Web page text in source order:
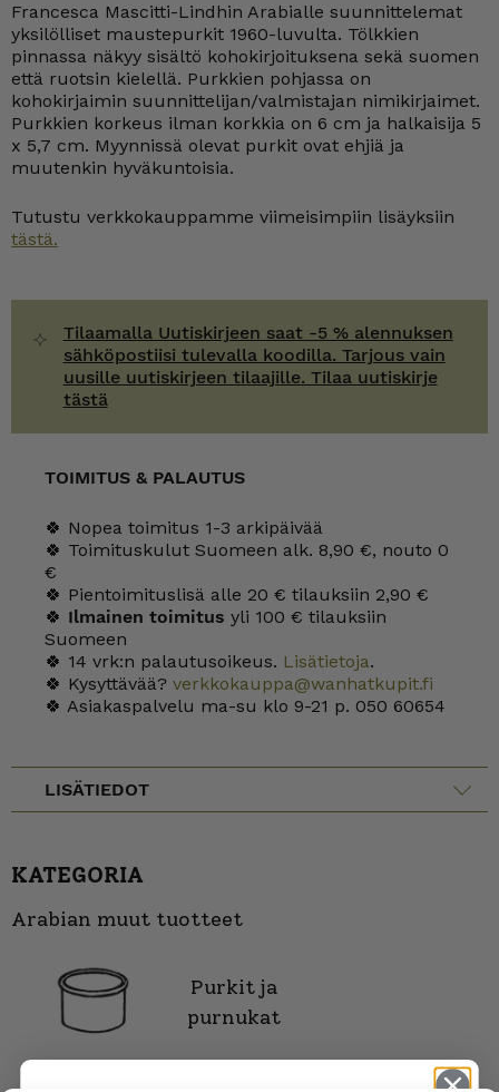
Francesca Mascitti-Lindhin Arabialle suunnittelemat
yksilölliset maustepurkit 1960-luvulta. Tölkkien
pinnassa näkyy sisältö kohokirjoituksena sekä suomen
että ruotsin kielellä. Purkkien pohjassa on
kohokirjaimin suunnittelijan/valmistajan nimikirjaimet.
Purkkien korkeus ilman korkkia on 6 cm ja halkaisija 5
x 5,7 cm. Myynnissä olevat purkit ovat ehjiä ja
muutenkin hyväkuntoisia.
Tutustu verkkokauppamme viimeisimpiin lisäyksiin
tästä.
Tilaamalla Uutiskirjeen saat -5 % alennuksen
sähköpostiisi tulevalla koodilla. Tarjous vain
uusille uutiskirjeen tilaajille. Tilaa uutiskirje
tästä
TOIMITUS & PALAUTUS
🍀 Nopea toimitus 1-3 arkipäivää
🍀 Toimituskulut Suomeen alk. 8,90 €, nouto 0
€
🍀 Pientoimituslisä alle 20 € tilauksiin 2,90 €
🍀 Ilmainen toimitus yli 100 € tilauksiin
Suomeen
🍀 14 vrk:n palautusoikeus. Lisätietoja.
🍀 Kysyttävää? verkkokauppa@wanhatkupit.fi
🍀 Asiakaspalvelu ma-su klo 9-21 p. 050 60654
LISÄTIEDOT
KATEGORIA
Arabian muut tuotteet
Purkit ja
purnukat